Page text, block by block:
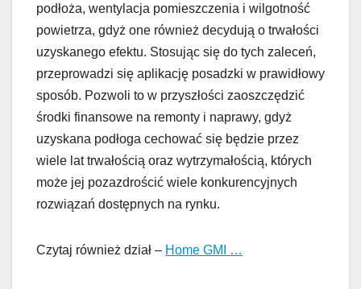
podłoża, wentylacja pomieszczenia i wilgotność
powietrza, gdyż one również decydują o trwałości
uzyskanego efektu. Stosując się do tych zaleceń,
przeprowadzi się aplikację posadzki w prawidłowy
sposób. Pozwoli to w przyszłości zaoszczędzić
środki finansowe na remonty i naprawy, gdyż
uzyskana podłoga cechować się będzie przez
wiele lat trwałością oraz wytrzymałością, których
może jej pozazdrościć wiele konkurencyjnych
rozwiązań dostępnych na rynku.
Czytaj również dział – Home GMI …